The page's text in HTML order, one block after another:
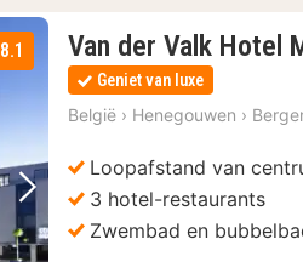
Volgende foto
8.1 Van der Valk Hotel
Geniet van luxe
België › Henegouwen ›
Loopafstand van
3 hotel-restaurants
Zwembad en